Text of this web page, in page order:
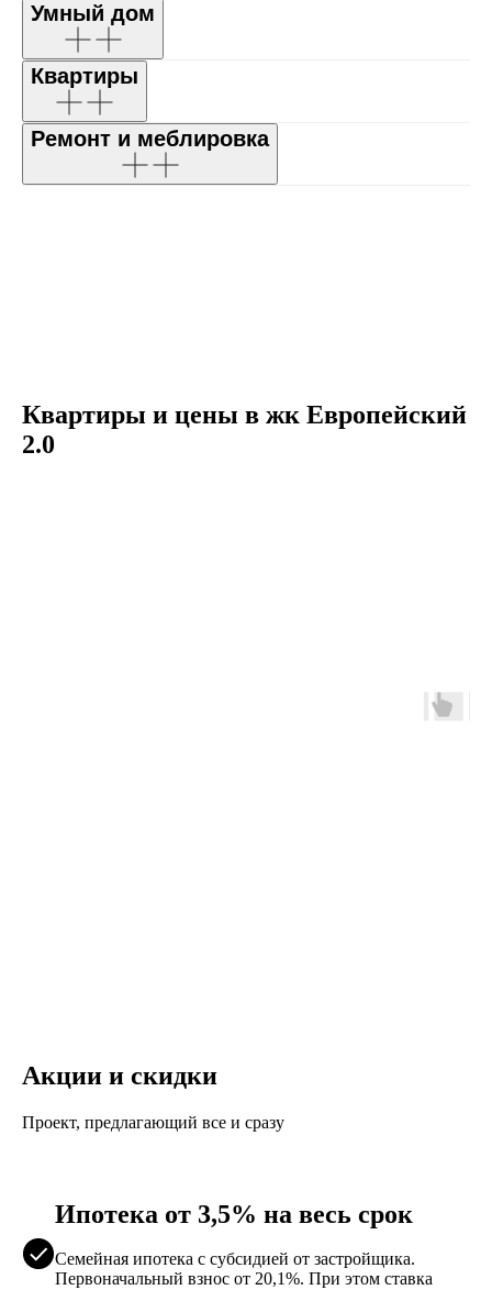
Умный дом
Квартиры
Ремонт и меблировка
Квартиры и цены в жк Европейский
2.0
Акции и скидки
Проект, предлагающий все и сразу
Ипотека от 3,5% на весь срок
Семейная ипотека с субсидией от застройщика.
Первоначальный взнос от 20,1%. При этом ставка